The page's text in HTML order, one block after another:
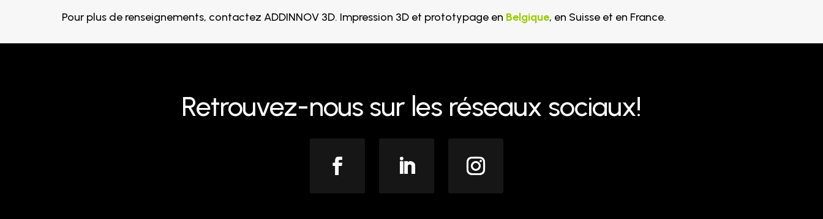
Pour plus de renseignements, contactez ADDINNOV 3D. Impression 3D et prototypage en Belgique, en Suisse et en France.
Retrouvez-nous sur les réseaux sociaux!